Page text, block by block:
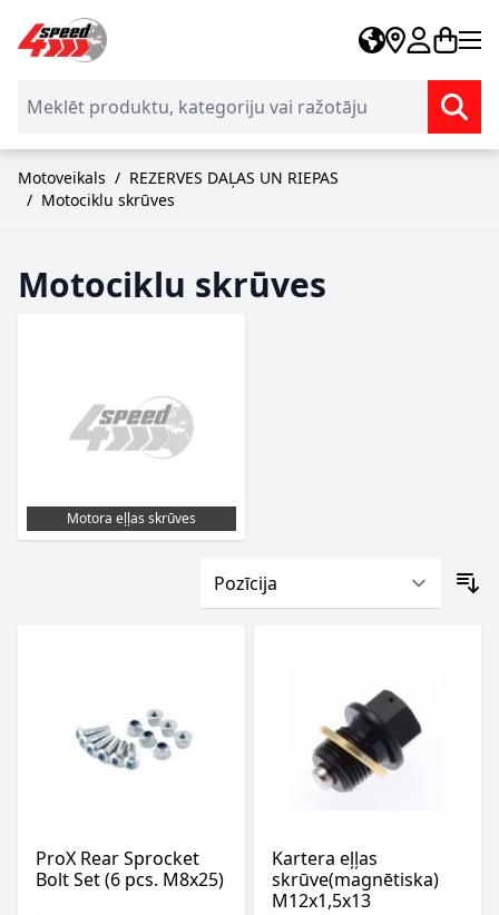
Skip to Content
Motoveikals / REZERVES DAĻAS UN RIEPAS
/ Motociklu skrūves
Motociklu skrūves
Motora eļļas skrūves
ProX Rear Sprocket
Bolt Set (6 pcs. M8x25)
Kartera eļļas
skrūve(magnētiska)
M12x1,5x13